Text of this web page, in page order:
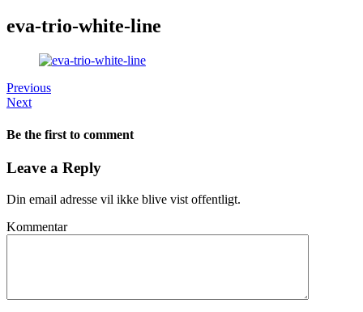
eva-trio-white-line
Previous
Next
Be the first to comment
Leave a Reply
Din email adresse vil ikke blive vist offentligt.
Kommentar